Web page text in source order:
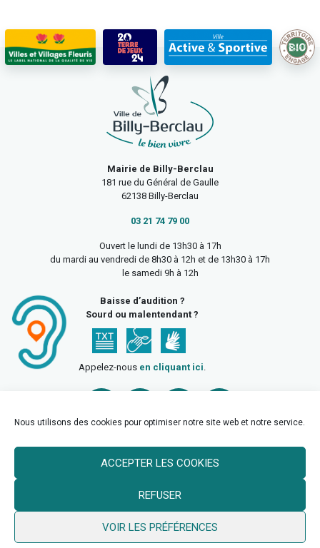
Nous utilisons des cookies pour optimiser notre site web et notre service.
ACCEPTER LES COOKIES
REFUSER
VOIR LES PRÉFÉRENCES
Mairie de Billy-Berclau
181 rue du Général de Gaulle
62138 Billy-Berclau
03 21 74 79 00
Ouvert le lundi de 13h30 à 17h
du mardi au vendredi de 8h30 à 12h et de 13h30 à 17h
le samedi 9h à 12h
Baisse d’audition ?
Sourd ou malentendant ?
Appelez-nous en cliquant ici.
© 2026 Ville de Billy Berclau —neoweb.fr